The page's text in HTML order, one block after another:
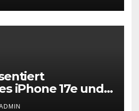
iPhone 17e und
Air mit M4-Chip